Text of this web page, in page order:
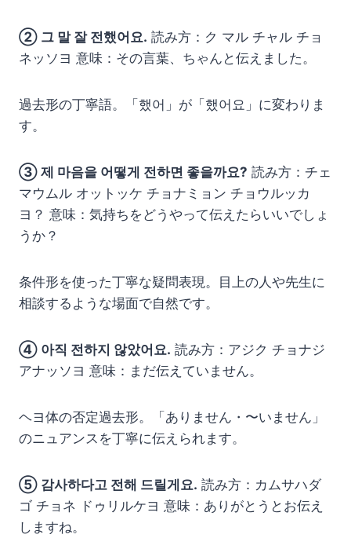
② 그 말 잘 전했어요. 読み方：ク マル チャル チョ
ネッソヨ 意味：その言葉、ちゃんと伝えました。
過去形の丁寧語。「했어」が「했어요」に変わりま
す。
③ 제 마음을 어떻게 전하면 좋을까요? 読み方：チェ
マウムル オットッケ チョナミョン チョウルッカ
ヨ？ 意味：気持ちをどうやって伝えたらいいでしょ
うか？
条件形を使った丁寧な疑問表現。目上の人や先生に
相談するような場面で自然です。
④ 아직 전하지 않았어요. 読み方：アジク チョナジ
アナッソヨ 意味：まだ伝えていません。
ヘヨ体の否定過去形。「ありません・〜いません」
のニュアンスを丁寧に伝えられます。
⑤ 감사하다고 전해 드릴게요. 読み方：カムサハダ
ゴ チョネ ドゥリルケヨ 意味：ありがとうとお伝え
しますね。